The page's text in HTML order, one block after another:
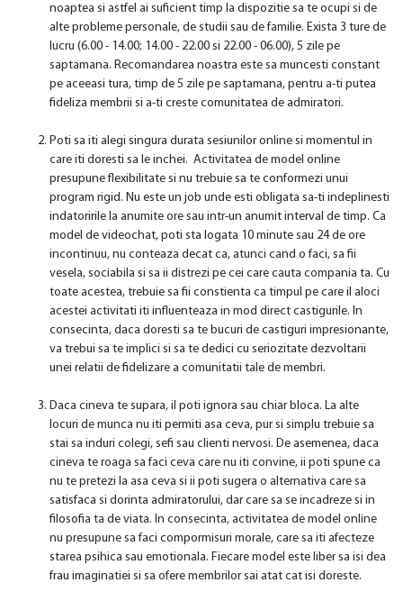
noaptea si astfel ai suficient timp la dispozitie sa te ocupi si de
alte probleme personale, de studii sau de familie. Exista 3 ture de
lucru (6.00 - 14.00; 14.00 - 22.00 si 22.00 - 06.00), 5 zile pe
saptamana. Recomandarea noastra este sa muncesti constant
pe aceeasi tura, timp de 5 zile pe saptamana, pentru a-ti putea
fideliza membrii si a-ti creste comunitatea de admiratori.
Poti sa iti alegi singura durata sesiunilor online si momentul in
care iti doresti sa le inchei. Activitatea de model online
presupune flexibilitate si nu trebuie sa te conformezi unui
program rigid. Nu este un job unde esti obligata sa-ti indeplinesti
indatoririle la anumite ore sau intr-un anumit interval de timp. Ca
model de videochat, poti sta logata 10 minute sau 24 de ore
incontinuu, nu conteaza decat ca, atunci cand o faci, sa fii
vesela, sociabila si sa ii distrezi pe cei care cauta compania ta. Cu
toate acestea, trebuie sa fii constienta ca timpul pe care il aloci
acestei activitati iti influenteaza in mod direct castigurile. In
consecinta, daca doresti sa te bucuri de castiguri impresionante,
va trebui sa te implici si sa te dedici cu seriozitate dezvoltarii
unei relatii de fidelizare a comunitatii tale de membri.
Daca cineva te supara, il poti ignora sau chiar bloca. La alte
locuri de munca nu iti permiti asa ceva, pur si simplu trebuie sa
stai sa induri colegi, sefi sau clienti nervosi. De asemenea, daca
cineva te roaga sa faci ceva care nu iti convine, ii poti spune ca
nu te pretezi la asa ceva si ii poti sugera o alternativa care sa
satisfaca si dorinta admiratorului, dar care sa se incadreze si in
filosofia ta de viata. In consecinta, activitatea de model online
nu presupune sa faci compormisuri morale, care sa iti afecteze
starea psihica sau emotionala. Fiecare model este liber sa isi dea
frau imaginatiei si sa ofere membrilor sai atat cat isi doreste.